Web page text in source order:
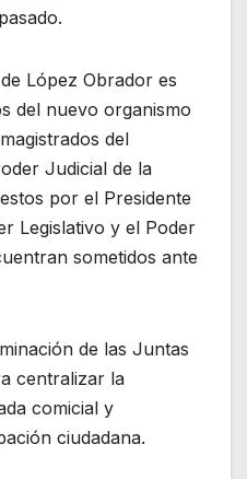
López Obrador es
del nuevo organismo
del
Judicial de la
por el Presidente
Legislativo y el Poder
sometidos ante
de las Juntas
centralizar la
comicial y
ciudadana.